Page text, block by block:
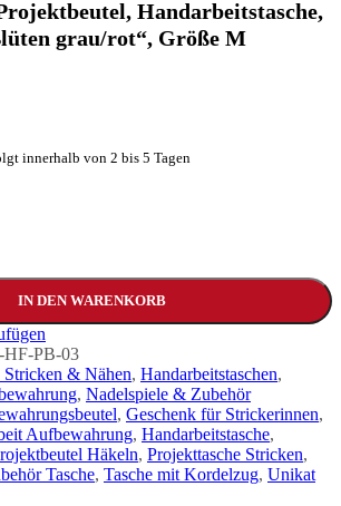
Handarbeitstasche,
grau/rot“, Größe M
innerhalb von 2 bis 5 Tagen
IN DEN WARENKORB
HF-PB-03
& Nähen, Handarbeitstaschen,
, Nadelspiele & Zubehör
, Geschenk für Strickerinnen,
Aufbewahrung, Handarbeitstasche,
Häkeln, Projekttasche Stricken,
Tasche, Tasche mit Kordelzug, Unikat